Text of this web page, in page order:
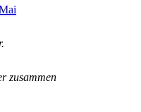
zusammen